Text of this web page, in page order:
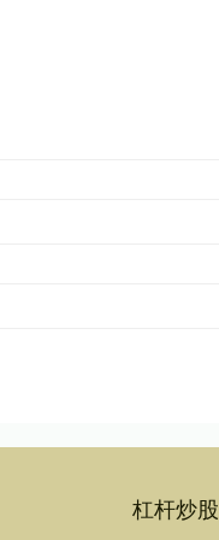
杠杆炒股